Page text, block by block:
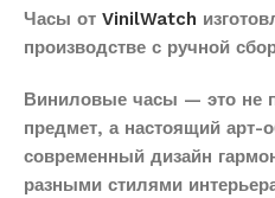
Часы от VinilWatch
производстве с ручной
Виниловые часы — это не
предмет, а настоящий
современный дизайн
разными стилями